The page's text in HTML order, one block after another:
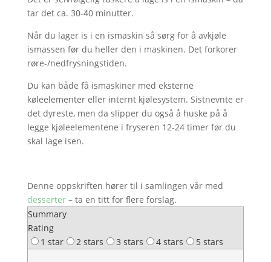
tar det ca. 30-40 minutter.
Når du lager is i en ismaskin så sørg for å avkjøle
ismassen før du heller den i maskinen. Det forkorer
røre-/nedfrysningstiden.
Du kan både få ismaskiner med eksterne
køleelementer eller internt kjølesystem. Sistnevnte er
det dyreste, men da slipper du også å huske på å
legge kjøleelementene i fryseren 12-24 timer før du
skal lage isen.
Denne oppskriften hører til i samlingen vår med
desserter– ta en titt for flere forslag.
Summary
Rating
1 star
2 stars 3 stars 4 stars 5 stars